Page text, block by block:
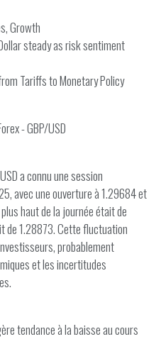
Growth
steady as risk sentiment
Tariffs to Monetary Policy
- GBP/USD
a connu une session
avec une ouverture à 1.29684 et
haut de la journée était de
de 1.28873. Cette fluctuation
probablement
et les incertitudes
tendance à la baisse au cours